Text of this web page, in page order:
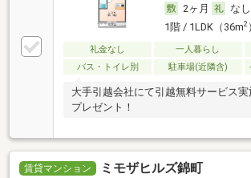
2ヶ月
なし
1階 / 1LDK（36m2
礼金なし 一人暮らし
バス・トイレ別
駐車場(近隣含)
大手引越会社にて引越無料サービス
プレゼント！
賃貸マンション ミモザヒルズ錦町